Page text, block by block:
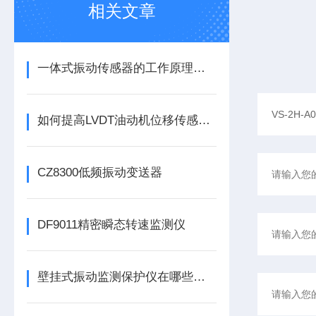
相关文章
一体式振动传感器的工作原理是什么？
如何提高LVDT油动机位移传感器的精度？
CZ8300低频振动变送器
DF9011精密瞬态转速监测仪
壁挂式振动监测保护仪在哪些领域有广泛应用？